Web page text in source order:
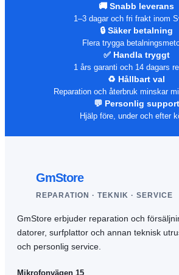
🚚 Snabb leverans
1–3 dagar och fri frakt inom
🔒 Säker betalning
Flera trygga
✅ Handla tryggt
1 års garanti och 14 dagars
♻️ Hållbart val
Reparation och återbruk minskar
💬 Personlig support
Hjälp före, under och efter
GmStore
REPARATION · TEKNIK · SERVICE
GmStore erbjuder reparation och
datorer, surfplattor och annan teknisk
och personlig service.
Mikrofonvägen 15